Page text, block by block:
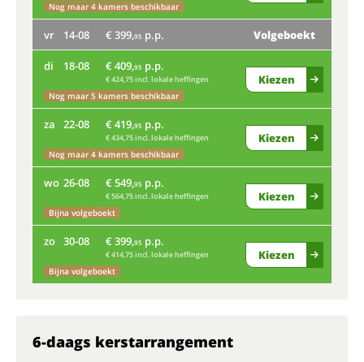
Nog maar 4 kamers beschikbaar
vr 14-08 € 399,95 p.p. Volgeboekt
di 18-08 € 409,95 p.p.
€ 424,75 incl. lokale heffingen
Nog maar 5 kamers beschikbaar
Kiezen
za 22-08 € 419,95 p.p.
€ 434,75 incl. lokale heffingen
Nog maar 4 kamers beschikbaar
Kiezen
wo 26-08 € 549,95 p.p.
€ 564,75 incl. lokale heffingen
Bijna volgeboekt
Kiezen
zo 30-08 € 399,95 p.p.
€ 414,75 incl. lokale heffingen
Bijna volgeboekt
Kiezen
6-daags kerstarrangement